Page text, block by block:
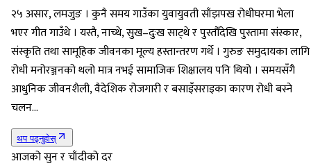
२५ असार, लमजुङ । कुनै समय गाउँका युवायुवती साँझपख रोधीघरमा भेला
भएर गीत गाउँथे । यस्तै, नाच्थे, सुख–दुःख साट्थे र पुस्तौँदेखि पुस्तामा संस्कार,
संस्कृति तथा सामूहिक जीवनका मूल्य हस्तान्तरण गर्थे । गुरुङ समुदायका लागि
रोधी मनोरञ्जनको थलो मात्र नभई सामाजिक शिक्षालय पनि थियो । समयसँगै
आधुनिक जीवनशैली, वैदेशिक रोजगारी र बसाइँसराइका कारण रोधी बस्ने
चलन…
थप पढ्नुहोस्
आजको सुन र चाँदीको दर